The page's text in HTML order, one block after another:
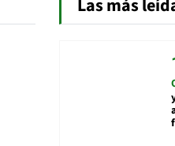
Las más